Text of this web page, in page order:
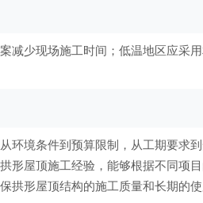
减少现场施工时间；低温地区应采用
环境条件到预算限制，从工期要求
形屋顶施工经验，能够根据不同项
拱形屋顶结构的施工质量和长期的使